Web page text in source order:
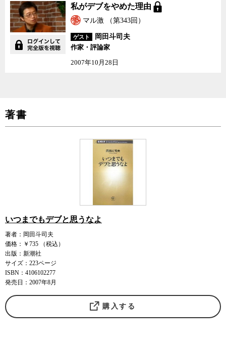
私がデブをやめた理由 私がデブをやめた理由
マル激 （第343回）
ゲスト
岡田斗司夫
作家・評論家
2007年10月28日
著書
いつまでもデブと思うなよ
著者：岡田斗司夫
価格：￥735 （税込）
出版：新潮社
サイズ：223ページ
ISBN：4106102277
発売日：2007年8月
購入する